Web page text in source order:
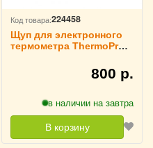
Код товара:224458
Щуп для электронного
термометра ThermoPro
800 р.
в наличии на завтра
В корзину